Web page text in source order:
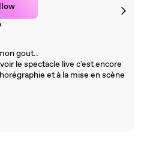
gout..
le spectacle live c'est encore
et à la mise en scène